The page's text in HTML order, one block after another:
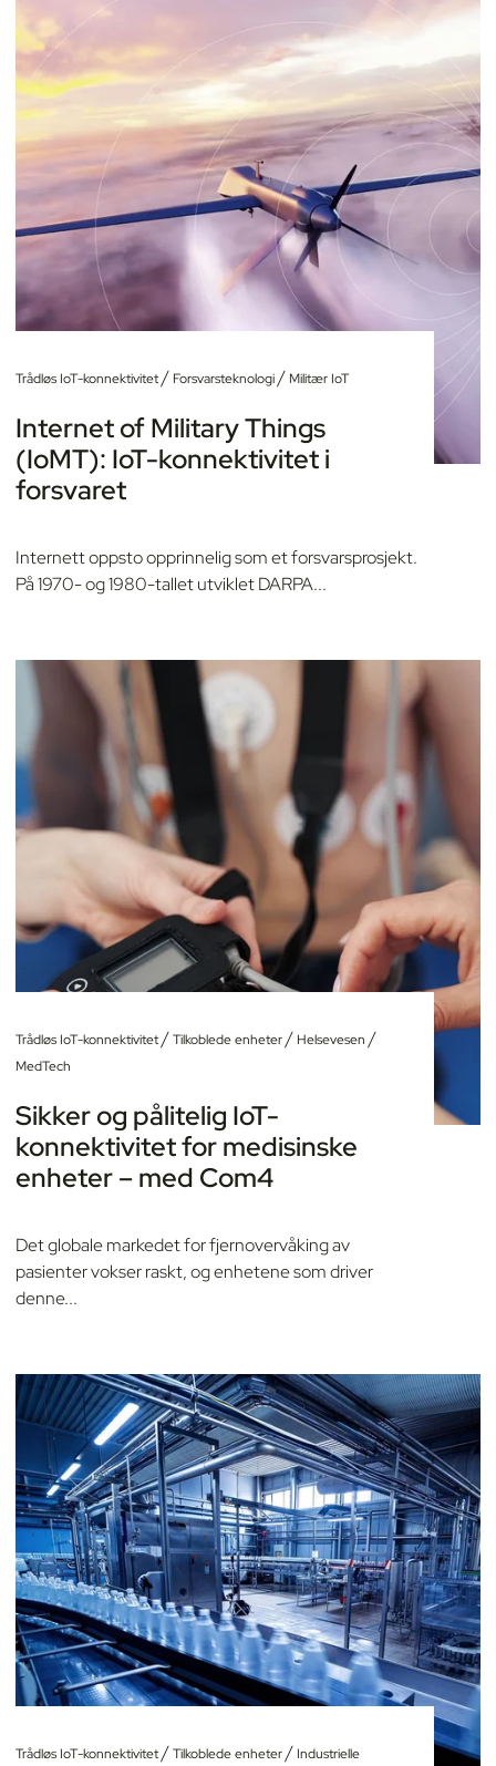
Trådløs IoT-konnektivitet/ Forsvarsteknologi/ Militær IoT
Internet of Military Things
(IoMT): IoT-konnektivitet i
forsvaret
Internett oppsto opprinnelig som et forsvarsprosjekt.
På 1970- og 1980-tallet utviklet DARPA...
Trådløs IoT-konnektivitet/Tilkoblede enheter/ Helsevesen /
MedTech
Sikker og pålitelig IoT-
konnektivitet for medisinske
enheter – med Com4
Det globale markedet for fjernovervåking av
pasienter vokser raskt, og enhetene som driver
denne...
Trådløs IoT-konnektivitet/Tilkoblede enheter/ Industrielle